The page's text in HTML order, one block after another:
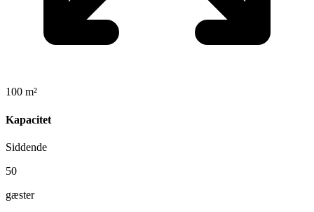
100 m²
Kapacitet
Siddende
50
gæster